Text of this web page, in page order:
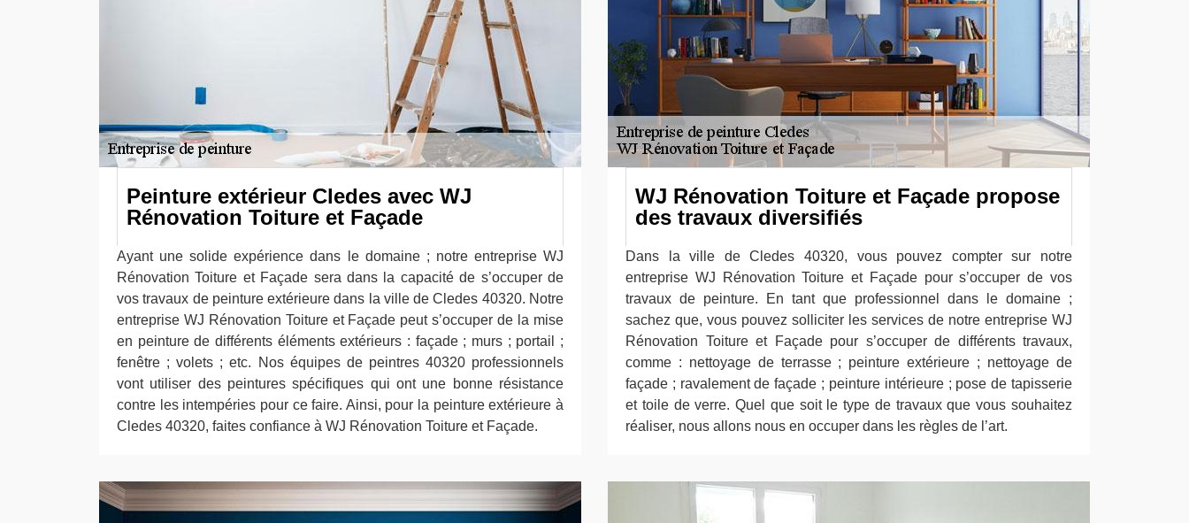
Peinture extérieur Cledes avec WJ
Rénovation Toiture et Façade
Ayant une solide expérience dans le domaine ; notre entreprise WJ
Rénovation Toiture et Façade sera dans la capacité de s’occuper de
vos travaux de peinture extérieure dans la ville de Cledes 40320. Notre
entreprise WJ Rénovation Toiture et Façade peut s’occuper de la mise
en peinture de différents éléments extérieurs : façade ; murs ; portail ;
fenêtre ; volets ; etc. Nos équipes de peintres 40320 professionnels
vont utiliser des peintures spécifiques qui ont une bonne résistance
contre les intempéries pour ce faire. Ainsi, pour la peinture extérieure à
Cledes 40320, faites confiance à WJ Rénovation Toiture et Façade.
WJ Rénovation Toiture et Façade propose
des travaux diversifiés
Dans la ville de Cledes 40320, vous pouvez compter sur notre
entreprise WJ Rénovation Toiture et Façade pour s’occuper de vos
travaux de peinture. En tant que professionnel dans le domaine ;
sachez que, vous pouvez solliciter les services de notre entreprise WJ
Rénovation Toiture et Façade pour s’occuper de différents travaux,
comme : nettoyage de terrasse ; peinture extérieure ; nettoyage de
façade ; ravalement de façade ; peinture intérieure ; pose de tapisserie
et toile de verre. Quel que soit le type de travaux que vous souhaitez
réaliser, nous allons nous en occuper dans les règles de l’art.